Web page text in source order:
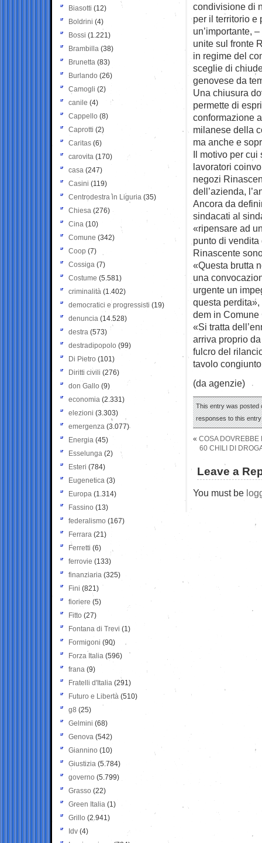
condivisione di
per il territorio e
un’importante,
unite sul fronte
in regime del
sceglie di
genovese da
Una chiusura
permette di
conformazione
milanese della
ma anche e
Il motivo per cui
lavoratori
negozi
dell’azienda,
Ancora da
sindacati al
«ripensare ad
punto di
Rinascente
«Questa brutta
una
urgente un
questa
dem in
«Si tratta
arriva proprio
fulcro del
tavolo
(da agenzie)
This entry was posted
responses to this
« COSA DOVREBBE
60 CHILI DI
Leave a
You must be
Biasotti (12)
Boldrini (4)
Bossi (1.221)
Brambilla (38)
Brunetta (83)
Burlando (26)
Camogli (2)
canile (4)
Cappello (8)
Caprotti (2)
Caritas (6)
carovita (170)
casa (247)
Casini (119)
Centrodestra in Liguria (35)
Chiesa (276)
Cina (10)
Comune (342)
Coop (7)
Cossiga (7)
Costume (5.581)
criminalità (1.402)
democratici e progressisti (19)
denuncia (14.528)
destra (573)
destradipopolo (99)
Di Pietro (101)
Diritti civili (276)
don Gallo (9)
economia (2.331)
elezioni (3.303)
emergenza (3.077)
Energia (45)
Esselunga (2)
Esteri (784)
Eugenetica (3)
Europa (1.314)
Fassino (13)
federalismo (167)
Ferrara (21)
Ferretti (6)
ferrovie (133)
finanziaria (325)
Fini (821)
fioriere (5)
Fitto (27)
Fontana di Trevi (1)
Formigoni (90)
Forza Italia (596)
frana (9)
Fratelli d'Italia (291)
Futuro e Libertà (510)
g8 (25)
Gelmini (68)
Genova (542)
Giannino (10)
Giustizia (5.784)
governo (5.799)
Grasso (22)
Green Italia (1)
Grillo (2.941)
Idv (4)